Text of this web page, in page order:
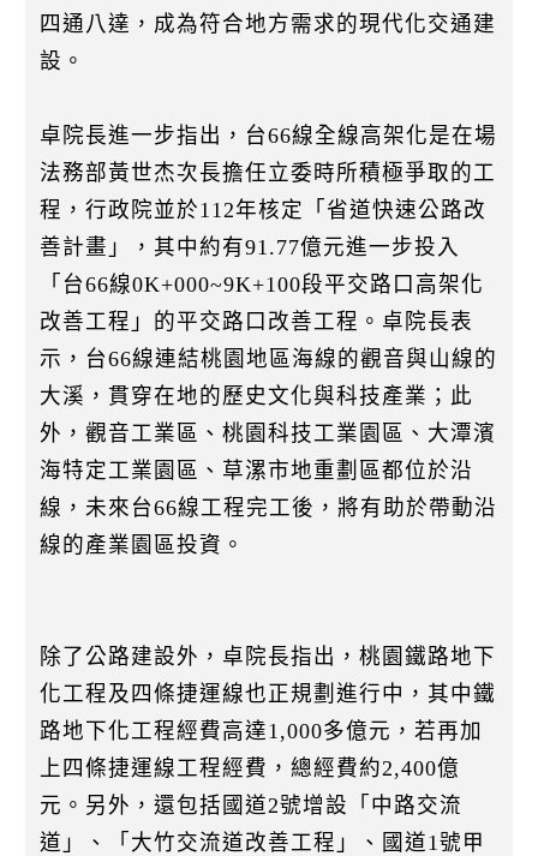
四通八達，成為符合地方需求的現代化交通建
設。
卓院長進一步指出，台66線全線高架化是在場
法務部黃世杰次長擔任立委時所積極爭取的工
程，行政院並於112年核定「省道快速公路改
善計畫」，其中約有91.77億元進一步投入
「台66線0K+000~9K+100段平交路口高架化
改善工程」的平交路口改善工程。卓院長表
示，台66線連結桃園地區海線的觀音與山線的
大溪，貫穿在地的歷史文化與科技產業；此
外，觀音工業區、桃園科技工業園區、大潭濱
海特定工業園區、草漯市地重劃區都位於沿
線，未來台66線工程完工後，將有助於帶動沿
線的產業園區投資。
除了公路建設外，卓院長指出，桃園鐵路地下
化工程及四條捷運線也正規劃進行中，其中鐵
路地下化工程經費高達1,000多億元，若再加
上四條捷運線工程經費，總經費約2,400億
元。另外，還包括國道2號增設「中路交流
道」、「大竹交流道改善工程」、國道1號甲